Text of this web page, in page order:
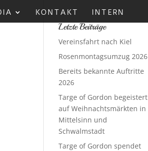
KONTAKT INTERN
Letzte Beiträge
Vereinsfahrt nach Kiel
Rosenmontagsumzug 2026
Bereits bekannte Auftritte
2026
Targe of Gordon begeistert
auf Weihnachtsmärkten in
Mittelsinn und
Schwalmstadt
Targe of Gordon spendet